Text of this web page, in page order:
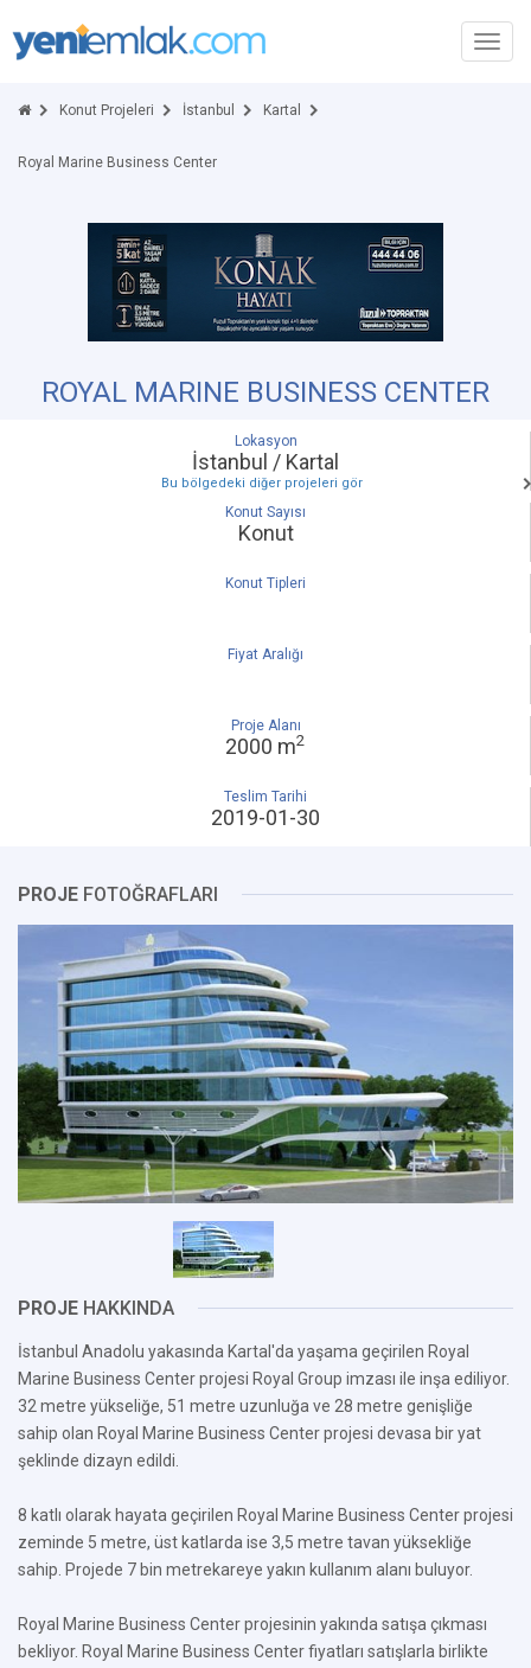
Konut Projeleri İstanbul Kartal
Royal Marine Business Center
ROYAL MARINE BUSINESS CENTER
Lokasyon
İstanbul / Kartal
Bu bölgedeki diğer projeleri gör
Konut Sayısı
Konut
Konut Tipleri
Fiyat Aralığı
Proje Alanı
2000 m2
Teslim Tarihi
2019-01-30
PROJE FOTOĞRAFLARI
PROJE HAKKINDA
İstanbul Anadolu yakasında Kartal'da yaşama geçirilen Royal
Marine Business Center projesi Royal Group imzası ile inşa ediliyor.
32 metre yükseliğe, 51 metre uzunluğa ve 28 metre genişliğe
sahip olan Royal Marine Business Center projesi devasa bir yat
şeklinde dizayn edildi.
8 katlı olarak hayata geçirilen Royal Marine Business Center projesi
zeminde 5 metre, üst katlarda ise 3,5 metre tavan yüksekliğe
sahip. Projede 7 bin metrekareye yakın kullanım alanı buluyor.
Royal Marine Business Center projesinin yakında satışa çıkması
bekliyor. Royal Marine Business Center fiyatları satışlarla birlikte